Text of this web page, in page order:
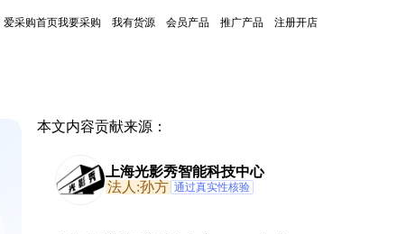
爱采购首页我要采购 我有货源 会员产品 推广产品 注册开店
本文内容贡献来源：
上海光影秀智能科技中心
法人:孙方 通过真实性核验